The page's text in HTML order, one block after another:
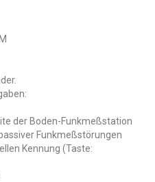
der Boden-Funkmeßstation
Funkmeßstörungen
Kennung (Taste: